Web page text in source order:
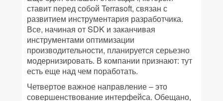
ставит перед собой Terrasoft, связан с
развитием инструментария разработчика.
Все, начиная от SDK и заканчивая
инструментами оптимизации
производительности, планируется серьезно
модернизировать. В компании признают: тут
есть еще над чем поработать.
Четвертое важное направление – это
совершенствование интерфейса. Обещано,